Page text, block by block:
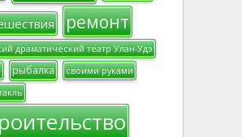
ремонт
драматический театр Улан-Удэ
рыбалка
своими руками